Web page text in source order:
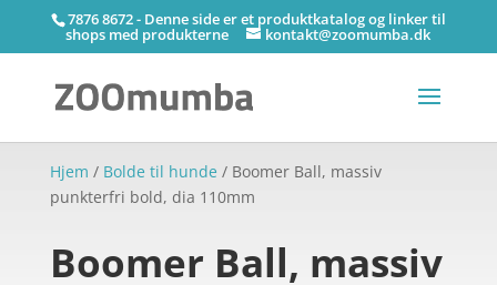
7876 8672 - Denne side er et produktkatalog og linker til
shops med produkterne kontakt@zoomumba.dk
Hjem / Bolde til hunde / Boomer Ball, massiv
punkterfri bold, dia 110mm
Boomer Ball, massiv